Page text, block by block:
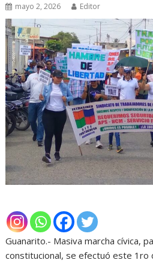
mayo 2, 2026 Editor
Guanarito.- Masiva marcha cívica,
constitucional, se efectuó este 1ro